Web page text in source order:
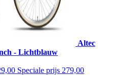
Altec
- Lichtblauw
Speciale prijs 279,00